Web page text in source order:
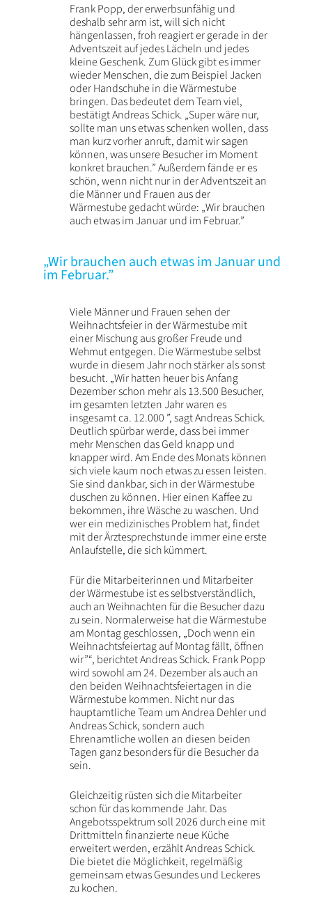
Frank Popp, der erwerbsunfähig und
deshalb sehr arm ist, will sich nicht
hängenlassen, froh reagiert er gerade in der
Adventszeit auf jedes Lächeln und jedes
kleine Geschenk. Zum Glück gibt es immer
wieder Menschen, die zum Beispiel Jacken
oder Handschuhe in die Wärmestube
bringen. Das bedeutet dem Team viel,
bestätigt Andreas Schick. „Super wäre nur,
sollte man uns etwas schenken wollen, dass
man kurz vorher anruft, damit wir sagen
können, was unsere Besucher im Moment
konkret brauchen.” Außerdem fände er es
schön, wenn nicht nur in der Adventszeit an
die Männer und Frauen aus der
Wärmestube gedacht würde: „Wir brauchen
auch etwas im Januar und im Februar.”
„Wir brauchen auch etwas im Januar und
im Februar.”
Viele Männer und Frauen sehen der
Weihnachtsfeier in der Wärmestube mit
einer Mischung aus großer Freude und
Wehmut entgegen. Die Wärmestube selbst
wurde in diesem Jahr noch stärker als sonst
besucht. „Wir hatten heuer bis Anfang
Dezember schon mehr als 13.500 Besucher,
im gesamten letzten Jahr waren es
insgesamt ca. 12.000 ”, sagt Andreas Schick.
Deutlich spürbar werde, dass bei immer
mehr Menschen das Geld knapp und
knapper wird. Am Ende des Monats können
sich viele kaum noch etwas zu essen leisten.
Sie sind dankbar, sich in der Wärmestube
duschen zu können. Hier einen Kaffee zu
bekommen, ihre Wäsche zu waschen. Und
wer ein medizinisches Problem hat, findet
mit der Ärztesprechstunde immer eine erste
Anlaufstelle, die sich kümmert.
Für die Mitarbeiterinnen und Mitarbeiter
der Wärmestube ist es selbstverständlich,
auch an Weihnachten für die Besucher dazu
zu sein. Normalerweise hat die Wärmestube
am Montag geschlossen, „Doch wenn ein
Weihnachtsfeiertag auf Montag fällt, öffnen
wir”“, berichtet Andreas Schick. Frank Popp
wird sowohl am 24. Dezember als auch an
den beiden Weihnachtsfeiertagen in die
Wärmestube kommen. Nicht nur das
hauptamtliche Team um Andrea Dehler und
Andreas Schick, sondern auch
Ehrenamtliche wollen an diesen beiden
Tagen ganz besonders für die Besucher da
sein.
Gleichzeitig rüsten sich die Mitarbeiter
schon für das kommende Jahr. Das
Angebotsspektrum soll 2026 durch eine mit
Drittmitteln finanzierte neue Küche
erweitert werden, erzählt Andreas Schick.
Die bietet die Möglichkeit, regelmäßig
gemeinsam etwas Gesundes und Leckeres
zu kochen.